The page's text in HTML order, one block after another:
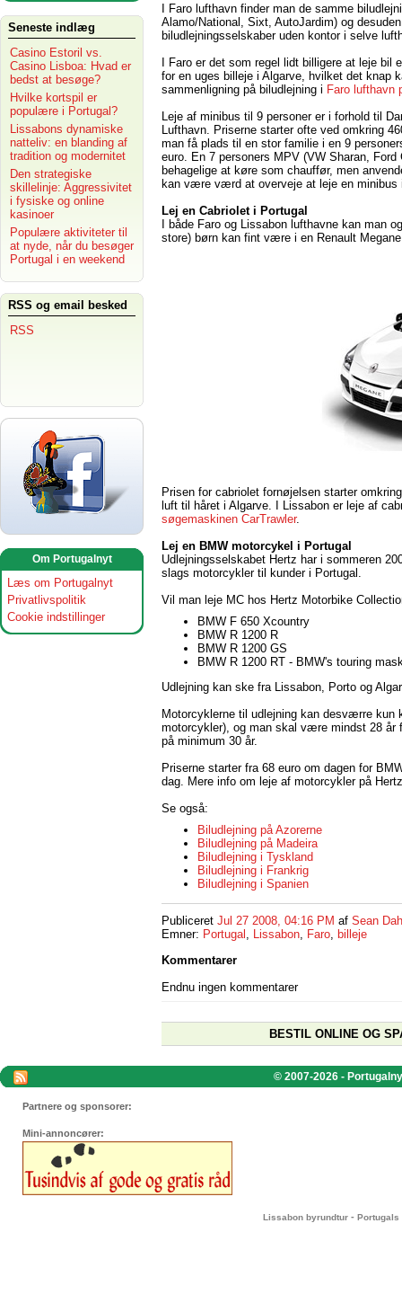
Seneste indlæg
Casino Estoril vs.
Casino Lisboa: Hvad er
bedst at besøge?
Hvilke kortspil er
populære i Portugal?
Lissabons dynamiske
natteliv: en blanding af
tradition og modernitet
Den strategiske
skillelinje: Aggressivitet
i fysiske og online
kasinoer
Populære aktiviteter til
at nyde, når du besøger
Portugal i en weekend
RSS og email besked
RSS
Om Portugalnyt
Læs om Portugalnyt
Privatlivspolitik
Cookie indstillinger
I Faro lufthavn finder man de samme
Alamo/National, Sixt, AutoJardim) og
biludlejningsselskaber uden kontor i selve
I Faro er det som regel lidt billigere at leje bil
for en uges billeje i Algarve, hvilket det knap
sammenligning på biludlejning i Faro lufthavn
Leje af minibus til 9 personer er i forhold til
Lufthavn. Priserne starter ofte ved omkring
man få plads til en stor familie i en 9
euro. En 7 personers MPV (VW Sharan,
behagelige at køre som chauffør, men
kan være værd at overveje at leje en minibus
Lej en Cabriolet i Portugal
I både Faro og Lissabon lufthavne kan man
store) børn kan fint være i en Renault
Prisen for cabriolet fornøjelsen starter
luft til håret i Algarve. I Lissabon er leje af
søgemaskinen CarTrawler.
Lej en BMW motorcykel i Portugal
Udlejningsselskabet Hertz har i sommeren
slags motorcykler til kunder i Portugal.
Vil man leje MC hos Hertz Motorbike
BMW F 650 Xcountry
BMW R 1200 R
BMW R 1200 GS
BMW R 1200 RT - BMW's touring
Udlejning kan ske fra Lissabon, Porto og
Motorcyklerne til udlejning kan desværre
motorcykler), og man skal være mindst 28 år
på minimum 30 år.
Priserne starter fra 68 euro om dagen for
dag. Mere info om leje af motorcykler på
Se også:
Biludlejning på Azorerne
Biludlejning på Madeira
Biludlejning i Tyskland
Biludlejning i Frankrig
Biludlejning i Spanien
Publiceret Jul 27 2008, 04:16 PM af Sean
Emner: Portugal , Lissabon, Faro, billeje
Kommentarer
Endnu ingen kommentarer
BESTIL ONLINE OG
© 2007-2026 -
Partnere og sponsorer:
Mini-annoncører:
Lissabon byrundtur - Portugals